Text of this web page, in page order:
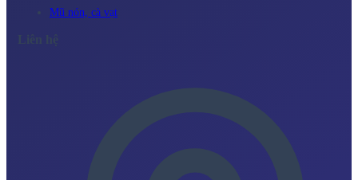
Mũ nón, cà vạt